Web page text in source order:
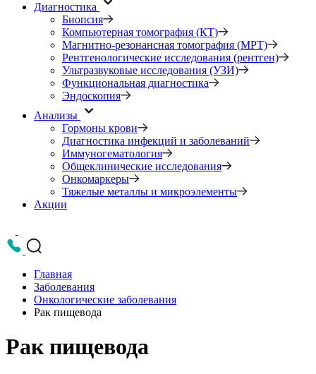
Диагностика
Биопсия
Компьютерная томография (КТ)
Магнитно-резонансная томография (МРТ)
Рентгенологические исследования (рентген)
Ультразвуковые исследования (УЗИ)
Функциональная диагностика
Эндоскопия
Анализы
Гормоны крови
Диагностика инфекций и заболеваний
Иммуногематология
Общеклинические исследования
Онкомаркеры
Тяжелые металлы и микроэлементы
Акции
Главная
Заболевания
Онкологические заболевания
Рак пищевода
Рак пищевода